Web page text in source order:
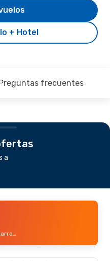
+ Hotel
frecuentes
a
- Utqiaġvik (Barrow)